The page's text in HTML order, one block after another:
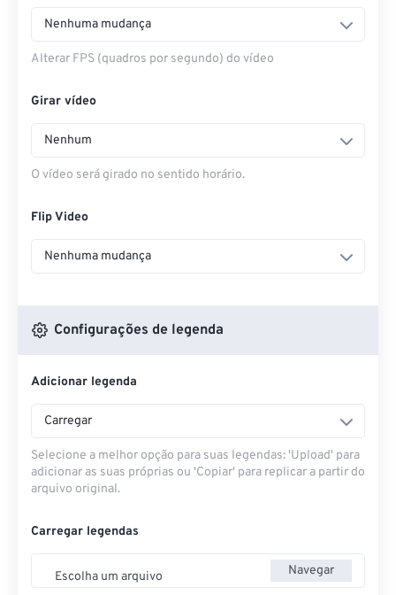
Nenhuma mudança
Alterar FPS (quadros por segundo) do vídeo
Girar vídeo
Nenhum
O vídeo será girado no sentido horário.
Flip Video
Nenhuma mudança
Configurações de legenda
Adicionar legenda
Carregar
Selecione a melhor opção para suas legendas: 'Upload' para
adicionar as suas próprias ou 'Copiar' para replicar a partir do
arquivo original.
Carregar legendas
Escolha um arquivo Navegar